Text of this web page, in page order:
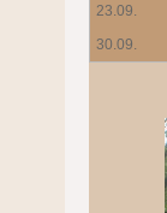
23.09.
30.09.